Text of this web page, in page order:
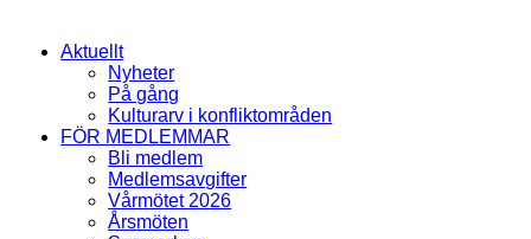
Aktuellt
Nyheter
På gång
Kulturarv i konfliktområden
FÖR MEDLEMMAR
Bli medlem
Medlemsavgifter
Vårmötet 2026
Årsmöten